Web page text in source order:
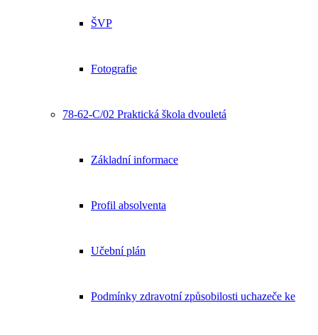
ŠVP
Fotografie
78-62-C/02 Praktická škola dvouletá
Základní informace
Profil absolventa
Učební plán
Podmínky zdravotní způsobilosti uchazeče ke